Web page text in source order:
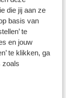
die jij aan ze
basis van
te
en jouw
te klikken, ga
zoals